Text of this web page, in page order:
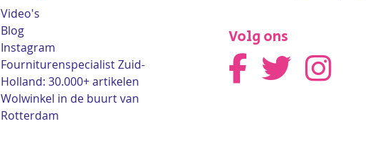
Video's
Blog
Instagram
Fourniturenspecialist Zuid-
Holland: 30.000+ artikelen
Wolwinkel in de buurt van
Rotterdam
Volg ons